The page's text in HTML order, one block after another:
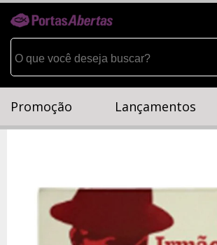
Promoção Lançamentos